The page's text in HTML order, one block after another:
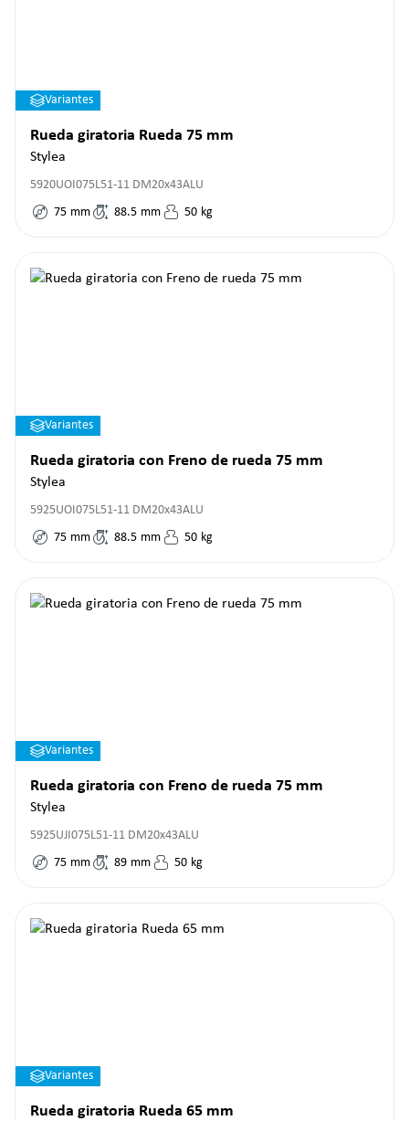
Variantes
Rueda giratoria Rueda 75 mm
Stylea
5920UOI075L51-11 DM20x43ALU
75 mm 88.5 mm 50 kg
Variantes
Rueda giratoria con Freno de rueda 75 mm
Stylea
5925UOI075L51-11 DM20x43ALU
75 mm 88.5 mm 50 kg
Variantes
Rueda giratoria con Freno de rueda 75 mm
Stylea
5925UJI075L51-11 DM20x43ALU
75 mm 89 mm 50 kg
Variantes
Rueda giratoria Rueda 65 mm